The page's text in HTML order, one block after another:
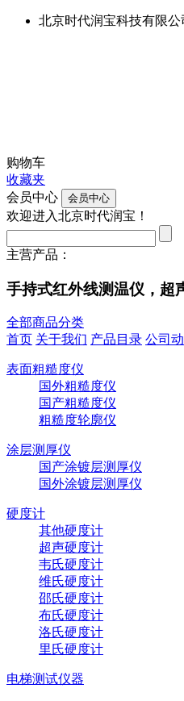
北京时代润宝科技有限公
购物车
收藏夹
会员中心
欢迎进入北京时代润宝！
主营产品：
手持式红外线测温仪，超
全部商品分类
首页 关于我们 产品目录 公司
表面粗糙度仪
国外粗糙度仪
国产粗糙度仪
粗糙度轮廓仪
涂层测厚仪
国产涂镀层测厚仪
国外涂镀层测厚仪
硬度计
其他硬度计
超声硬度计
韦氏硬度计
维氏硬度计
邵氏硬度计
布氏硬度计
洛氏硬度计
里氏硬度计
电梯测试仪器